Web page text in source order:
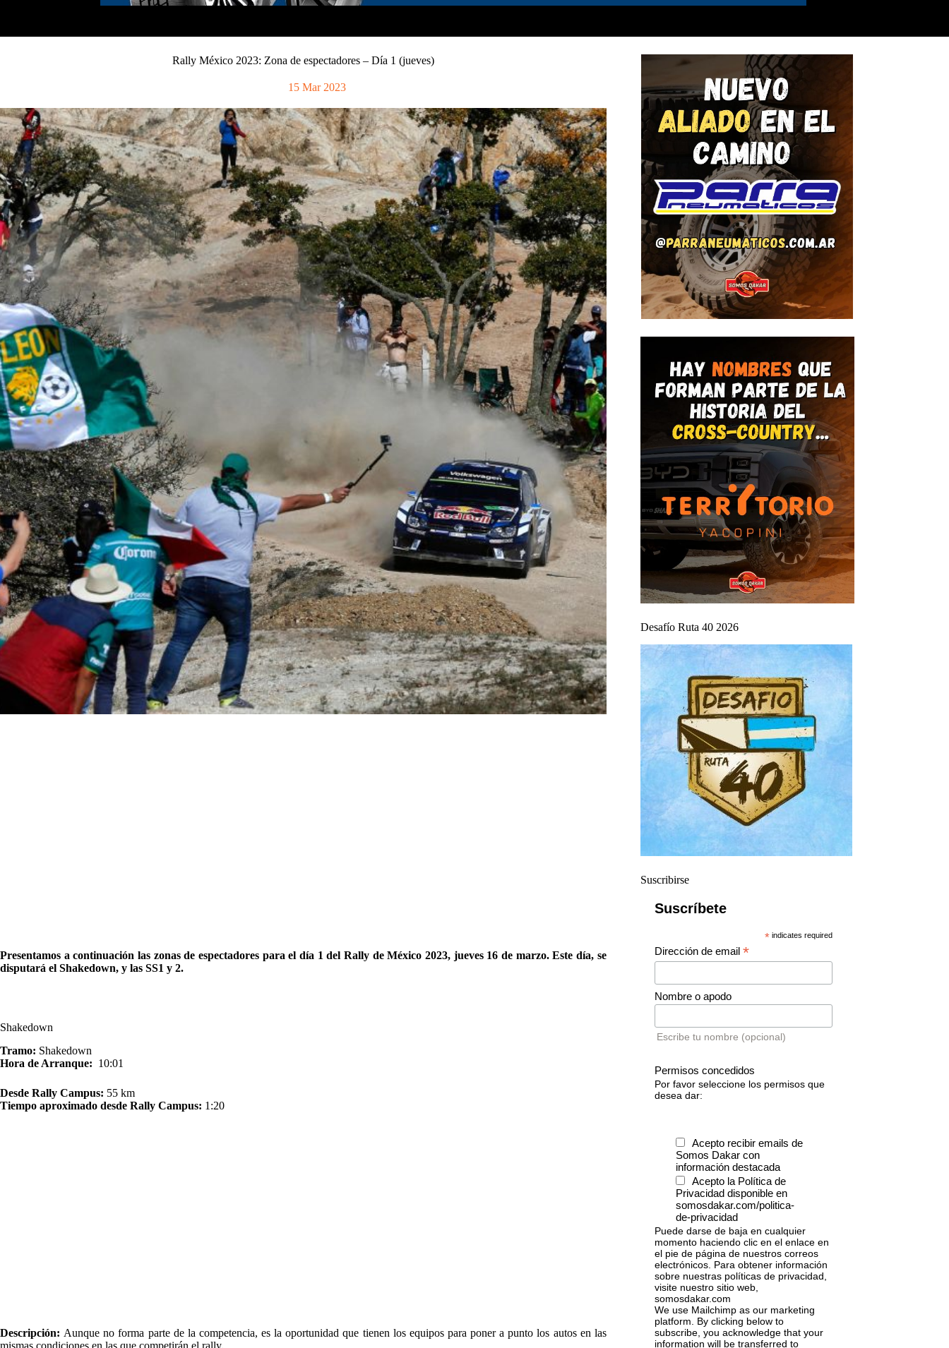
Rally México 2023: Zona de espectadores – Día 1 (jueves)
15 Mar 2023
Presentamos a continuación las zonas de espectadores para el día 1 del Rally de México 2023, jueves 16 de marzo. Este día, se
disputará el Shakedown, y las SS1 y 2.
Shakedown
Tramo: Shakedown
Hora de Arranque: 10:01
Desde Rally Campus: 55 km
Tiempo aproximado desde Rally Campus: 1:20
Descripción: Aunque no forma parte de la competencia, es la oportunidad que tienen los equipos para poner a punto los autos en las
mismas condiciones en las que competirán el rally.
Desafío Ruta 40 2026
Suscribirse
Suscríbete
* indicates required
Dirección de email*
Nombre o apodo
Escribe tu nombre (opcional)
Permisos concedidos
Por favor seleccione los permisos que
desea dar:
Acepto recibir emails de
Somos Dakar con
información destacada
Acepto la Política de
Privacidad disponible en
somosdakar.com/politica-
de-privacidad
Puede darse de baja en cualquier
momento haciendo clic en el enlace en
el pie de página de nuestros correos
electrónicos. Para obtener información
sobre nuestras políticas de privacidad,
visite nuestro sitio web,
somosdakar.com
We use Mailchimp as our marketing
platform. By clicking below to
subscribe, you acknowledge that your
information will be transferred to